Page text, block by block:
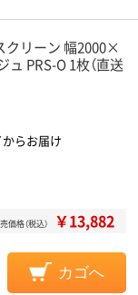
クリーン 幅2000×
PRS-O 1枚（直送
らお届け
価格（税込） ￥13,882
カゴへ